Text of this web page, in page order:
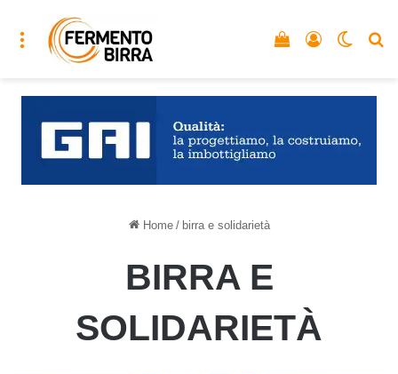
Menu Accedi
Vedi il carrello
Home / birra e solidarietà
BIRRA E
SOLIDARIETÀ